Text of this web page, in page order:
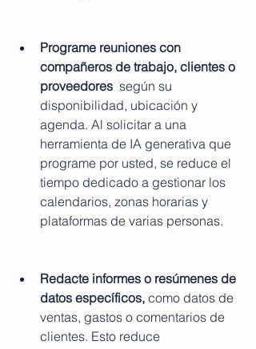
Programe reuniones con
compañeros de trabajo, clientes o
proveedores según su
disponibilidad, ubicación y
agenda. Al solicitar a una
herramienta de IA generativa que
programe por usted, se reduce el
tiempo dedicado a gestionar los
calendarios, zonas horarias y
plataformas de varias personas.
Redacte informes o resúmenes de
datos específicos, como datos de
ventas, gastos o comentarios de
clientes. Esto reduce